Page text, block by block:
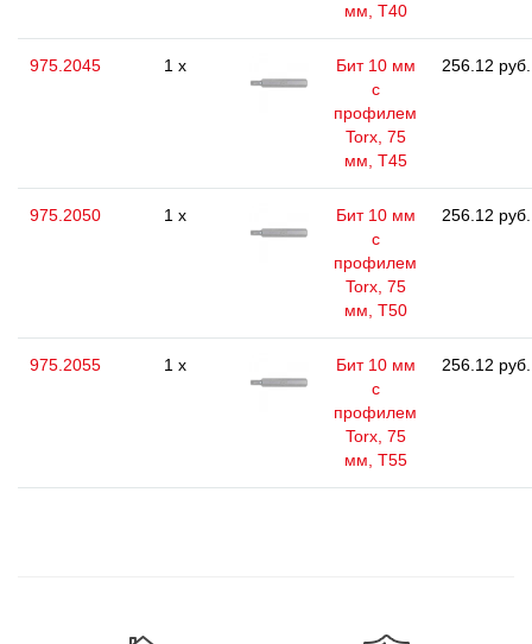
мм, Т40
975.2045 1 x
Бит 10 мм
с
профилем
Torx, 75
мм, Т45
256.12 руб.
975.2050 1 x
Бит 10 мм
с
профилем
Torx, 75
мм, Т50
256.12 руб.
975.2055 1 x
Бит 10 мм
с
профилем
Torx, 75
мм, Т55
256.12 руб.